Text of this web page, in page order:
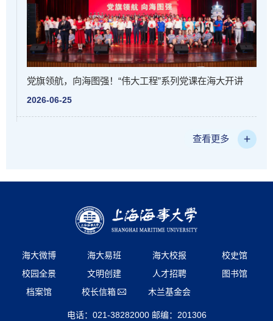
党旗领航，向海图强！“伟大工程”系列党课在海大开讲
2026-06-25
查看更多
海大微博 海大易班 海大校报
校史馆
校园全景
文明创建 人才招聘
图书馆
档案馆
校长信箱 木兰基金会
电话：021-38282000 邮编：201306